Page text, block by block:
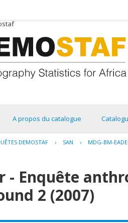
A propos du catalogue
DEMOSTAF › SAN › MDG-BM-
- Enquête
2 (2007)